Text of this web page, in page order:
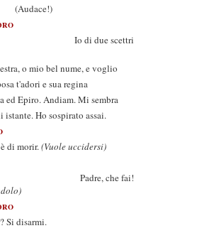
due scettri
o mio bel nume, e voglio
t'adori e sua regina
ed Epiro. Andiam. Mi sembra
istante. Ho sospirato assai.
di morir.(Vuole uccidersi)
che fai!
Si disarmi.